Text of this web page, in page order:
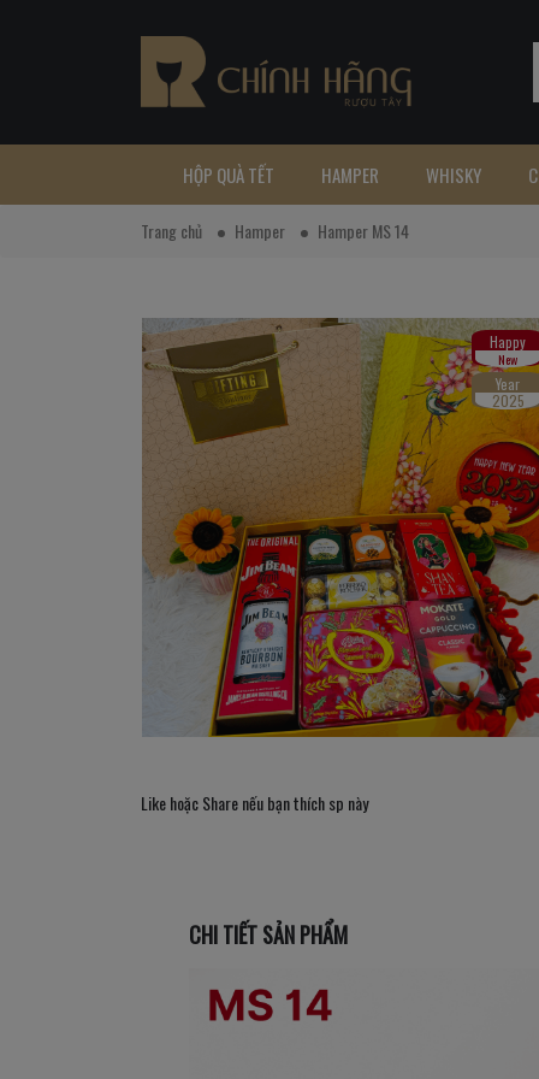
HỘP QUÀ TẾT HAMPER WHISKY
Trang chủ Hamper Hamper MS 14
Happy
New
Year
2025
Like hoặc Share nếu bạn thích sp này
CHI TIẾT SẢN PHẨM